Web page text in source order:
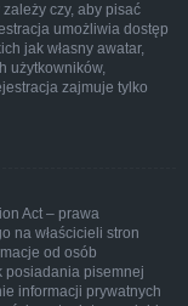
czy, aby pisać
umożliwia dostęp
jak własny awatar,
użytkowników,
zajmuje tylko
Act – prawa
na właścicieli stron
od osób
posiadania pisemnej
informacji prywatnych